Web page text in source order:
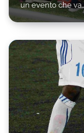
un evento che